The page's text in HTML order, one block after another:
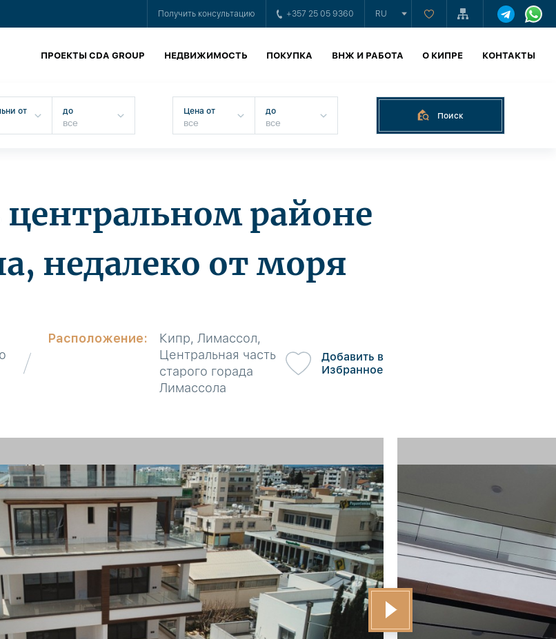
Получить консультацию +357 25 05 9360 RU
ПРОЕКТЫ CDA GROUP НЕДВИЖИМОСТЬ ПОКУПКА ВНЖ И РАБОТА О КИПРЕ КОНТАКТЫ
от до Цена от до Поиск
центральном районе
недалеко от моря
Расположение:
Кипр, Лимассол,
Центральная часть
старого горада
Лимассола
Добавить в
Избранное